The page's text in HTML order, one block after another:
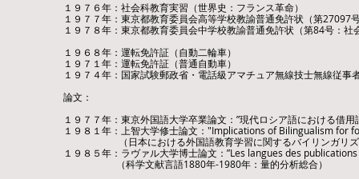
１９７６年：社会科教育実習（世界史：フランス革命）
１９７７年：東京都教育委員会高等学校教諭普通免許状（第27097
１９７８年：東京都教育委員会中学校教諭普通免許状（第84号：社
１９６８年：運転免許証（自動二輪車）
１９７１年：運転免許証（普通自動車）
１９７４年：国家試験郵政省・電話級アマチュア無線技士無線従事
論文：
１９７７年：東京外国語大学卒業論文：”現代ロシア語における借用
１９８１年：上智大学修士論文："Implications of Bilingualism for
（日本における外国語教育学習に関するバイリンガリズ
１９８５年：ラヴァル大学博士論文：”Les langues des
（科学文献言語1880年-1980年：量的分析総合）